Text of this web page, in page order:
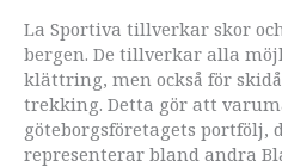
La Sportiva tillverkar skor
bergen. De tillverkar alla
klättring, men också för
trekking. Detta gör att
göteborgsföretagets portfölj,
representerar bland andra